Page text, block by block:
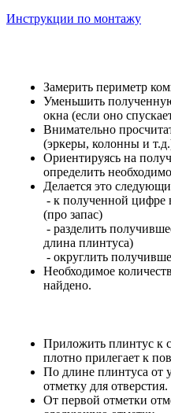
Инструкции по монтажу
Замерить периметр
Уменьшить
окна (если оно
Внимательно
(эркеры, колонны и
Ориентируясь на
определить
Делается это
- к полученной цифре
(про запас)
- разделить
длина плинтуса)
- округлить
Необходимое
найдено.
Приложить плинтус к
плотно прилегает к
По длине плинтуса от
отметку для отверстия.
От первой отметки